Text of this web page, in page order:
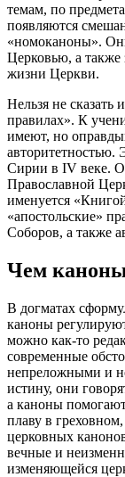
темам, по
появляются
«номоканоны».
Церковью, а также
жизни Церкви.
Нельзя не сказать
правилах». К
имеют, но
авторитетностью.
Сирии в IV веке.
Православной
именуется
«апостольские»
Соборов, а также
Чем
В догматах
каноны
можно как-то
современные
непреложными и
истину, они
а каноны
плаву в
церковных
вечные и
изменяющейся